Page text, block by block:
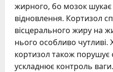
жирного, бо мозок шукає
відновлення. Кортизол
вісцерального жиру на
нього особливо
кортизол також
ускладнює контроль ваги.